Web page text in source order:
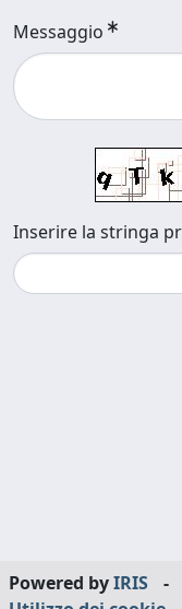
Messaggio
Inserire la stringa
Powered byIRIS -